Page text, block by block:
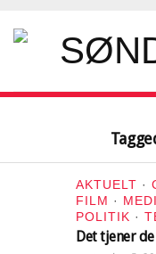
AKTUELT ·
FILM ·
POLITIK ·
Det tjener